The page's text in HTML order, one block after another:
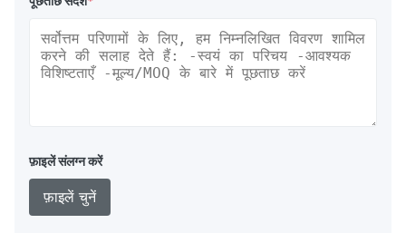
फ़ाइलें संलग्न करें
फ़ाइलें चुनें